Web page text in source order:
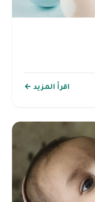
اقرأ المزيد ←